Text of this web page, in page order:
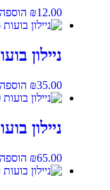
₪12.00
ניילון בועות 25
₪35.00
ניילון בועות 50 ס"מ
₪65.00